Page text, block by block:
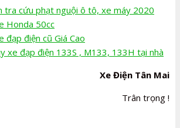
tra cứu phạt nguội ô tô, xe máy 2020
Honda 50cc
đạp điện cũ Giá Cao
xe đạp điện 133S , M133, 133H tại nhà
Xe Điện Tân Mai
Trân trọng !